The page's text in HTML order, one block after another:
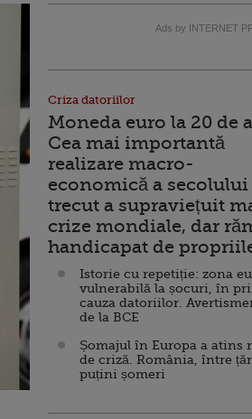
Ads by INTERNET
Criza datoriilor
Moneda euro la 20 de
Cea mai importantă
realizare macro-
economică a secolului
trecut a supraviețuit
crize mondiale, dar
handicapat de
Istorie cu repetiție: zona
vulnerabilă la șocuri, în
cauza datoriilor.
de la BCE
Șomajul în Europa a atins
de criză. România, între
puțini șomeri